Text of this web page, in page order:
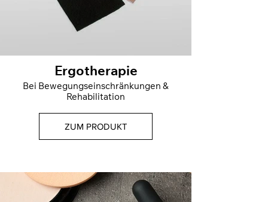
Ergotherapie
Bei Bewegungseinschränkungen &
Rehabilitation
ZUM PRODUKT